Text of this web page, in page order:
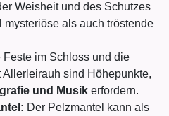
Weisheit und des Schutzes
mysteriöse als auch tröstende
Feste im Schloss und die
sind Höhepunkte,
und Musik erfordern.
Der Pelzmantel kann als